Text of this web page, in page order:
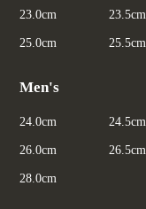
23.0cm 23.5cm
25.0cm 25.5cm
Men's
24.0cm 24.5cm
26.0cm 26.5cm
28.0cm